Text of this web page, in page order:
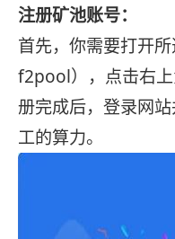
注册矿池账号：
首先，你需要打开
f2pool），点击右
册完成后，登录网
工的算力。